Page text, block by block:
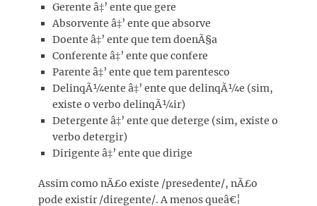
Gerente â‡’ ente que gere
Absorvente â‡’ ente que absorve
Doente â‡’ ente que tem doenÃ§a
Conferente â‡’ ente que confere
Parente â‡’ ente que tem parentesco
DelinqÃ¼ente â‡’ ente que delinqÃ¼e (sim,
existe o verbo delinqÃ¼ir)
Detergente â‡’ ente que deterge (sim, existe o
verbo detergir)
Dirigente â‡’ ente que dirige
Assim como nÃ£o existe /presedente/, nÃ£o
pode existir /diregente/. A menos queâ€¦